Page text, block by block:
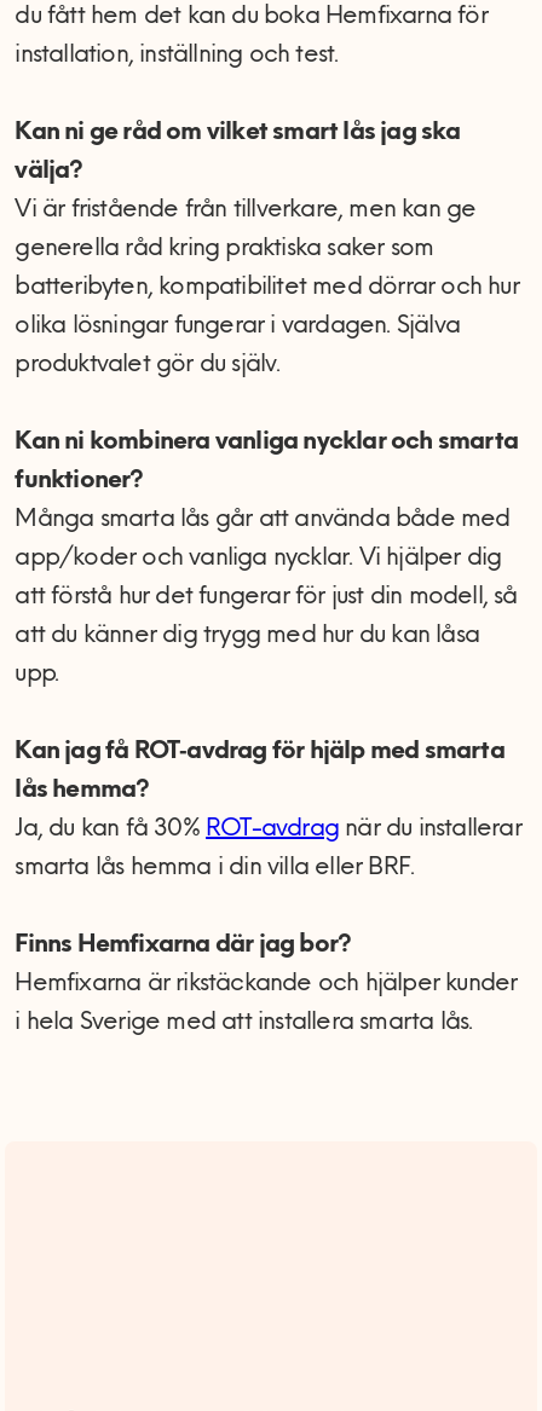
du fått hem det kan du boka Hemfixarna för
installation, inställning och test.
Kan ni ge råd om vilket smart lås jag ska
välja?
Vi är fristående från tillverkare, men kan ge
generella råd kring praktiska saker som
batteribyten, kompatibilitet med dörrar och hur
olika lösningar fungerar i vardagen. Själva
produktvalet gör du själv.
Kan ni kombinera vanliga nycklar och smarta
funktioner?
Många smarta lås går att använda både med
app/koder och vanliga nycklar. Vi hjälper dig
att förstå hur det fungerar för just din modell, så
att du känner dig trygg med hur du kan låsa
upp.
Kan jag få ROT‑avdrag för hjälp med smarta
lås hemma?
Ja, du kan få 30% ROT-avdrag när du installerar
smarta lås hemma i din villa eller BRF.
Finns Hemfixarna där jag bor?
Hemfixarna är rikstäckande och hjälper kunder
i hela Sverige med att installera smarta lås.